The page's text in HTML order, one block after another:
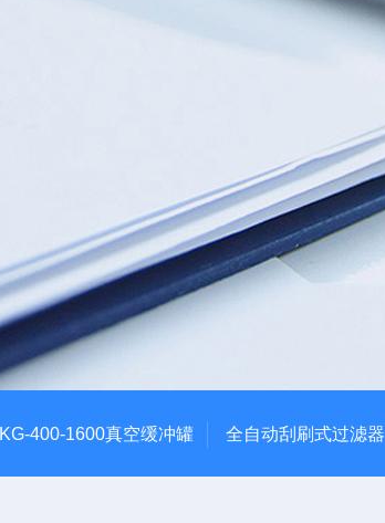
400-1600真空缓冲罐 全自动刮刷式过滤器